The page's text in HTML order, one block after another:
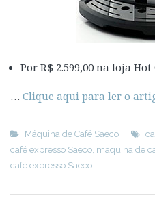
Por R$ 2.599,00 na loja Hot
… Clique aqui para ler o
Máquina de Café Saeco
café expresso Saeco, maquina de
café expresso Saeco